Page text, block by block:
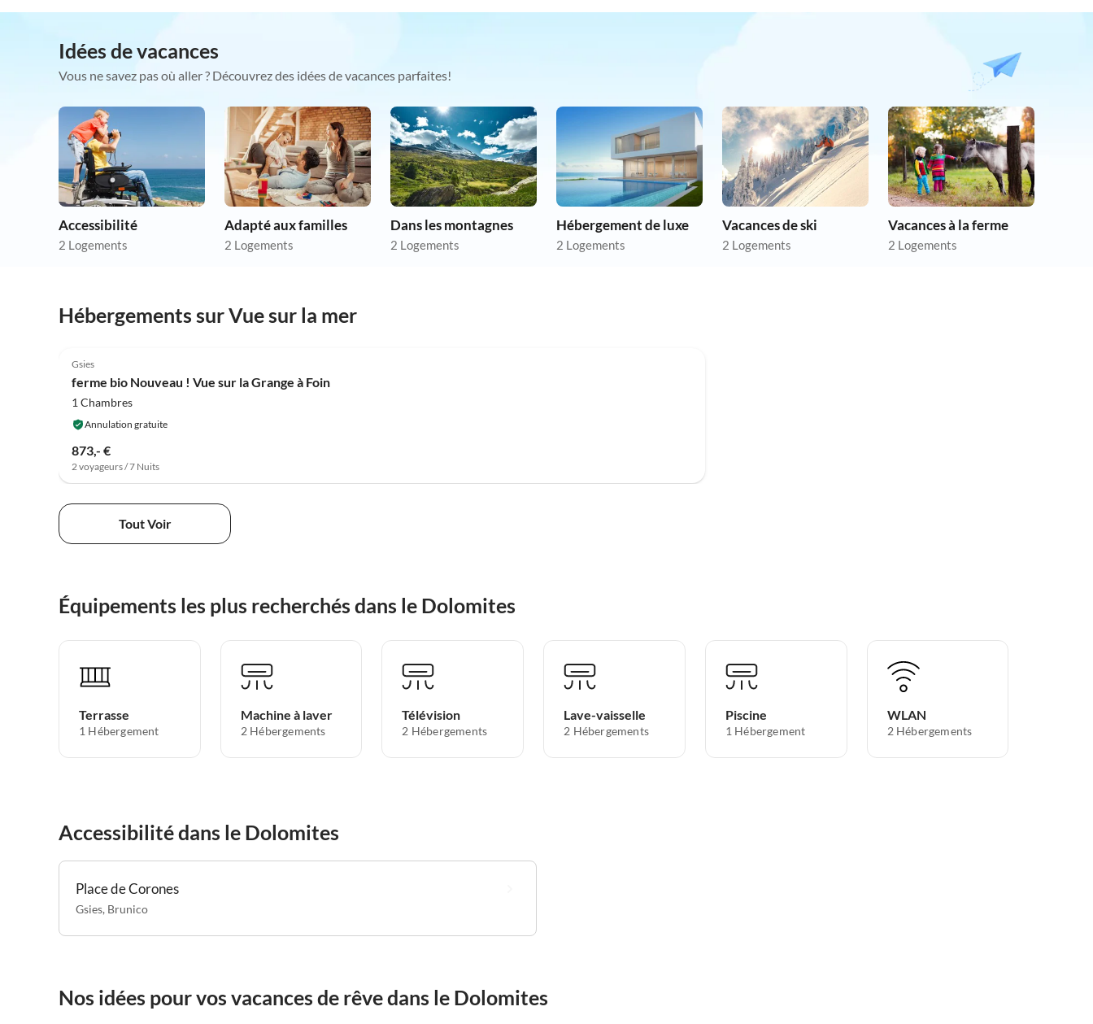
Idées de vacances
Vous ne savez pas où aller ? Découvrez des idées de vacances parfaites!
Accessibilité
2 Logements
Adapté aux familles
2 Logements
Dans les montagnes
2 Logements
Hébergement de luxe
2 Logements
Vacances de ski
2 Logements
Vacances à la ferme
2 Logements
Hébergements sur Vue sur la mer
Gsies
ferme bio Nouveau ! Vue sur la Grange à Foin
1 Chambres
Annulation gratuite
873,- €
2 voyageurs / 7 Nuits
Tout Voir
Équipements les plus recherchés dans le Dolomites
Terrasse
1 Hébergement
Machine à laver
2 Hébergements
Télévision
2 Hébergements
Lave-vaisselle
2 Hébergements
Piscine
1 Hébergement
WLAN
2 Hébergements
Accessibilité dans le Dolomites
Place de Corones
Gsies, Brunico
Nos idées pour vos vacances de rêve dans le Dolomites